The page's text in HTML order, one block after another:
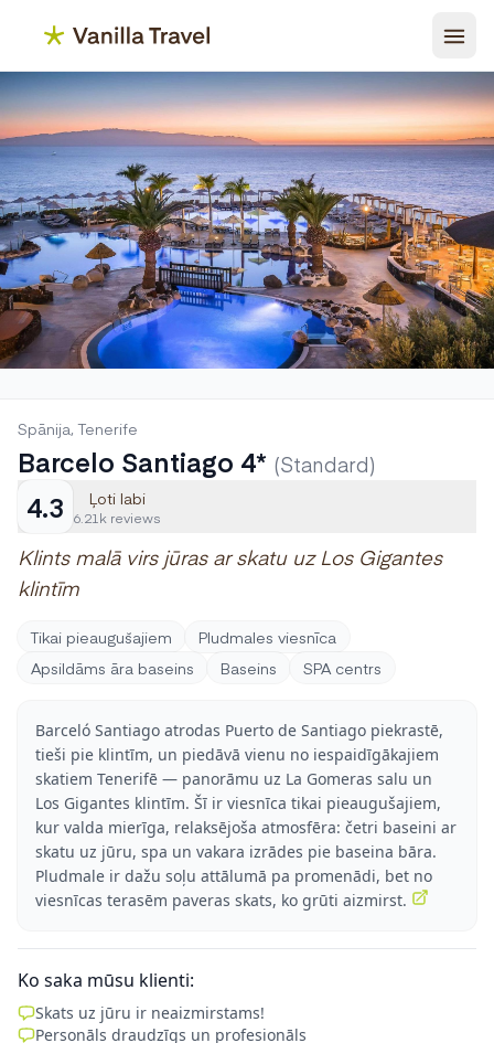
Spānija, Tenerife
Barcelo Santiago 4* (Standard)
4.3 Ļoti labi
6.21k reviews
Klints malā virs jūras ar skatu uz Los Gigantes
klintīm
Tikai pieaugušajiem
Pludmales viesnīca
Apsildāms āra baseins
Baseins SPA centrs
Barceló Santiago atrodas Puerto de Santiago piekrastē,
tieši pie klintīm, un piedāvā vienu no iespaidīgākajiem
skatiem Tenerifē — panorāmu uz La Gomeras salu un
Los Gigantes klintīm. Šī ir viesnīca tikai pieaugušajiem,
kur valda mierīga, relaksējoša atmosfēra: četri baseini ar
skatu uz jūru, spa un vakara izrādes pie baseina bāra.
Pludmale ir dažu soļu attālumā pa promenādi, bet no
viesnīcas terasēm paveras skats, ko grūti aizmirst.
Ko saka mūsu klienti:
Skats uz jūru ir neaizmirstams!
Personāls draudzīgs un profesionāls